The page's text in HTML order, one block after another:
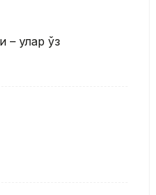
– улар ўз